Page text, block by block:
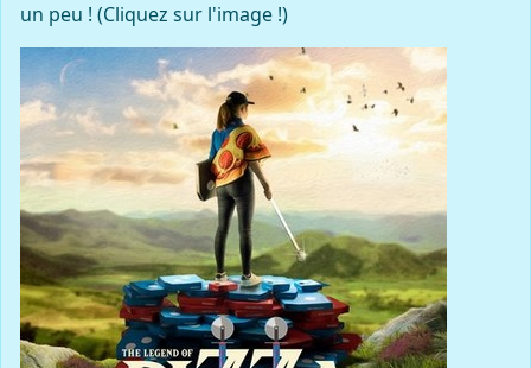
un peu ! (Cliquez sur l'image !)